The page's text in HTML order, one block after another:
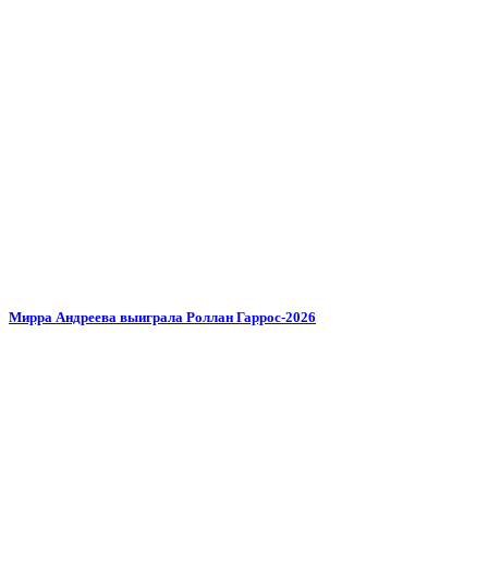
Мирра Андреева выиграла Роллан Гаррос-2026